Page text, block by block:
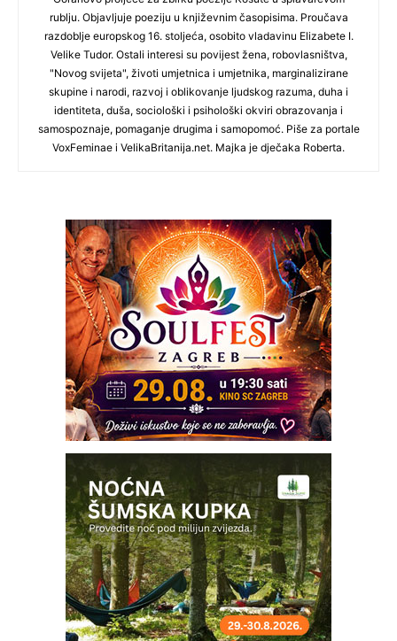
rublju. Objavljuje poeziju u književnim časopisima. Proučava
razdoblje europskog 16. stoljeća, osobito vladavinu Elizabete I.
Velike Tudor. Ostali interesi su povijest žena, robovlasništva,
"Novog svijeta", životi umjetnica i umjetnika, marginalizirane
skupine i narodi, razvoj i oblikovanje ljudskog razuma, duha i
identiteta, duša, sociološki i psihološki okviri obrazovanja i
samospoznaje, pomaganje drugima i samopomoć. Piše za portale
VoxFeminae i VelikaBritanija.net. Majka je dječaka Roberta.